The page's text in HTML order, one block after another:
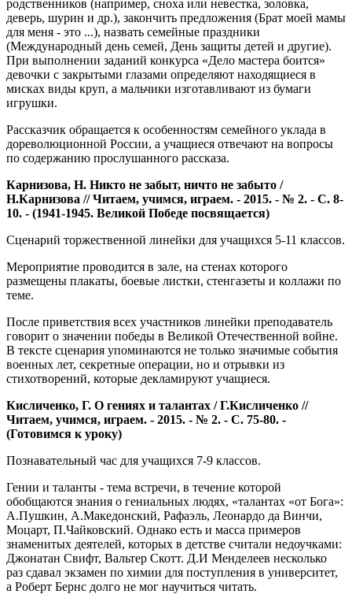
родственников (например, сноха или невестка, золовка,
деверь, шурин и др.), закончить предложения (Брат моей мамы
для меня - это ...), назвать семейные праздники
(Международный день семей, День защиты детей и другие).
При выполнении заданий конкурса «Дело мастера боится»
девочки с закрытыми глазами определяют находящиеся в
мисках виды круп, а мальчики изготавливают из бумаги
игрушки.
Рассказчик обращается к особенностям семейного уклада в
дореволюционной России, а учащиеся отвечают на вопросы
по содержанию прослушанного рассказа.
Карнизова, Н. Никто не забыт, ничто не забыто /
Н.Карнизова // Читаем, учимся, играем. - 2015. - № 2. - С. 8-
10. - (1941-1945. Великой Победе посвящается)
Сценарий торжественной линейки для учащихся 5-11 классов.
Мероприятие проводится в зале, на стенах которого
размещены плакаты, боевые листки, стенгазеты и коллажи по
теме.
После приветствия всех участников линейки преподаватель
говорит о значении победы в Великой Отечественной войне.
В тексте сценария упоминаются не только значимые события
военных лет, секретные операции, но и отрывки из
стихотворений, которые декламируют учащиеся.
Кисличенко, Г. О гениях и талантах / Г.Кисличенко //
Читаем, учимся, играем. - 2015. - № 2. - С. 75-80. -
(Готовимся к уроку)
Познавательный час для учащихся 7-9 классов.
Гении и таланты - тема встречи, в течение которой
обобщаются знания о гениальных людях, «талантах «от Бога»:
А.Пушкин, А.Македонский, Рафаэль, Леонардо да Винчи,
Моцарт, П.Чайковский. Однако есть и масса примеров
знаменитых деятелей, которых в детстве считали недоучками:
Джонатан Свифт, Вальтер Скотт. Д.И Менделеев несколько
раз сдавал экзамен по химии для поступления в университет,
а Роберт Бернс долго не мог научиться читать.